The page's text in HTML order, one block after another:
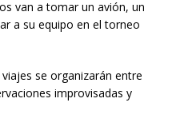
van a tomar un avión, un
a su equipo en el torneo
se organizarán entre
improvisadas y